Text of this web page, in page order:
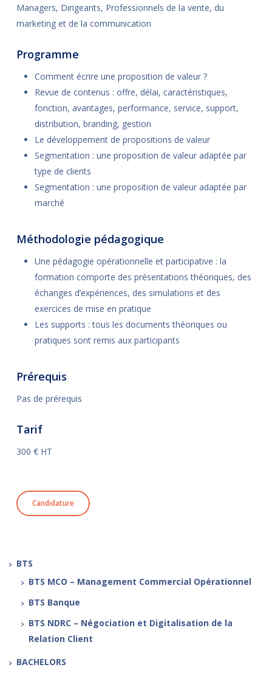
Managers, Dirigeants, Professionnels de la vente, du
marketing et de la communication
Programme
Comment écrire une proposition de valeur ?
Revue de contenus : offre, délai, caractéristiques,
fonction, avantages, performance, service, support,
distribution, branding, gestion
Le développement de propositions de valeur
Segmentation : une proposition de valeur adaptée par
type de clients
Segmentation : une proposition de valeur adaptée par
marché
Méthodologie pédagogique
Une pédagogie opérationnelle et participative : la
formation comporte des présentations théoriques, des
échanges d’expériences, des simulations et des
exercices de mise en pratique
Les supports : tous les documents théoriques ou
pratiques sont remis aux participants
Prérequis
Pas de prérequis
Tarif
300 € HT
Candidature
BTS
BTS MCO – Management Commercial Opérationnel
BTS Banque
BTS NDRC – Négociation et Digitalisation de la
Relation Client
BACHELORS